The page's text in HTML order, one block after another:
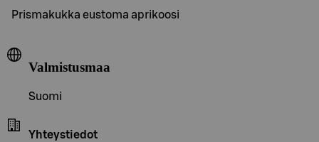
Prismakukka eustoma aprikoosi
Valmistusmaa
Suomi
Yhteystiedot